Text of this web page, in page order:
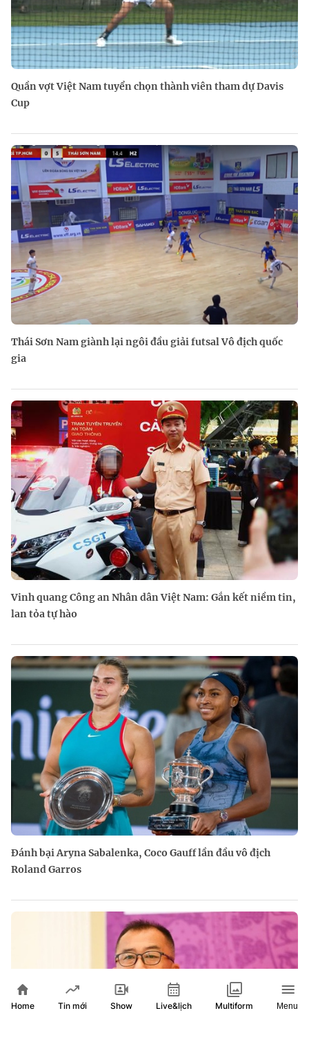
Quần vợt Việt Nam tuyển chọn thành viên tham dự Davis
Cup
Thái Sơn Nam giành lại ngôi đầu giải futsal Vô địch quốc
gia
Vinh quang Công an Nhân dân Việt Nam: Gắn kết niềm tin,
lan tỏa tự hào
Đánh bại Aryna Sabalenka, Coco Gauff lần đầu vô địch
Roland Garros
Home Tin mới Show Live&lịch Multiform Menu